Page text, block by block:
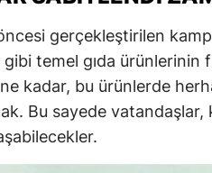
Yalova
Karabük
Kilis
gerçekleştirilen
gibi temel gıda ürünlerinin
kadar, bu ürünlerde
Bu sayede